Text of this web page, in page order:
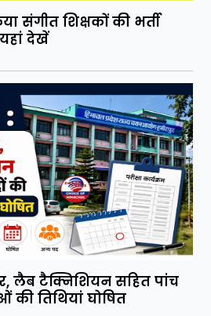
संगीत शिक्षकों की भर्ती
यहां देखें
लैब टैक्निशियन सहित पांच
की तिथियां घोषित